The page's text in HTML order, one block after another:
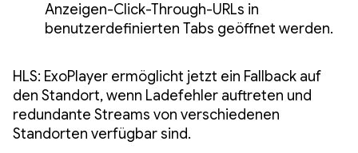
Anzeigen-Click-Through-URLs in
benutzerdefinierten Tabs geöffnet werden.
HLS: ExoPlayer ermöglicht jetzt ein Fallback auf
den Standort, wenn Ladefehler auftreten und
redundante Streams von verschiedenen
Standorten verfügbar sind.